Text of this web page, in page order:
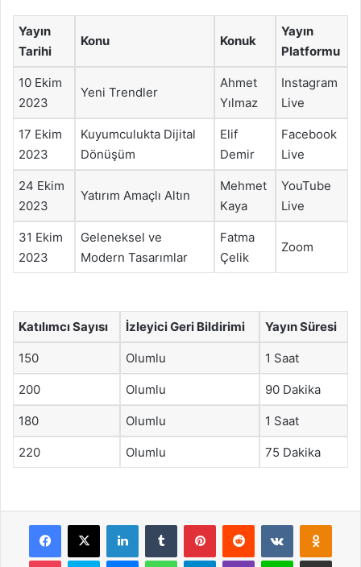
Yayın
Tarihi
Konu Konuk
Yayın
Platformu
10 Ekim
2023
Yeni Trendler
Ahmet
Yılmaz
Instagram
Live
17 Ekim
2023
Kuyumculukta Dijital
Dönüşüm
Elif
Demir
Facebook
Live
24 Ekim
2023
Yatırım Amaçlı Altın
Mehmet
Kaya
YouTube
Live
31 Ekim
2023
Geleneksel ve
Modern Tasarımlar
Fatma
Çelik
Zoom
Katılımcı Sayısı İzleyici Geri Bildirimi Yayın Süresi
150 Olumlu 1 Saat
200 Olumlu 90 Dakika
180 Olumlu 1 Saat
220 Olumlu 75 Dakika
Facebook
X LinkedInTumblr PinterestReddit VKontakte
Pocket Skype MessengerWhatsAppTelegramViber Line E-Posta ile